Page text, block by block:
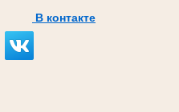
В контакте